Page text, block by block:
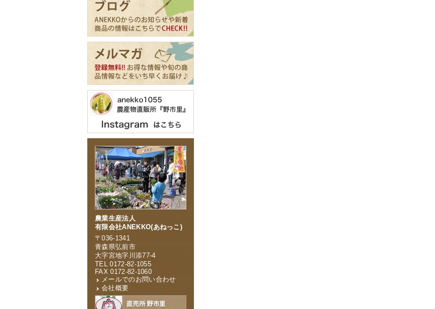
農業生産法人
有限会社ANEKKO(あねっこ)
〒036-1341
青森県弘前市
大字宮地字川添77-4
TEL 0172-82-1055
FAX 0172-82-1060
メールでのお問い合わせ
会社概要